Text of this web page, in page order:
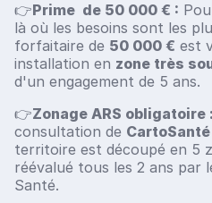
👉Prime de 50 000 € :
là où les besoins sont les
forfaitaire de 50 000 € est
installation en zone très
d'un engagement de 5 ans.
👉Zonage ARS obligatoire :
consultation de CartoSanté
territoire est découpé en 5
réévalué tous les 2 ans par
Santé.